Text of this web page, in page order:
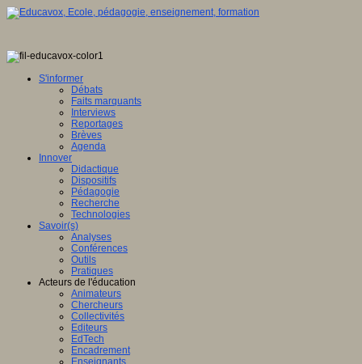
S'informer
Débats
Faits marquants
Interviews
Reportages
Brèves
Agenda
Innover
Didactique
Dispositifs
Pédagogie
Recherche
Technologies
Savoir(s)
Analyses
Conférences
Outils
Pratiques
Acteurs de l'éducation
Animateurs
Chercheurs
Collectivités
Editeurs
EdTech
Encadrement
Enseignants